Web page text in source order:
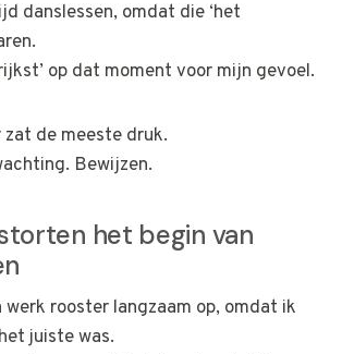
danslessen, omdat die ‘het
op dat moment voor mijn gevoel.
zat de meeste druk.
Bewijzen.
het begin van
werk rooster langzaam op, omdat ik
juiste was.